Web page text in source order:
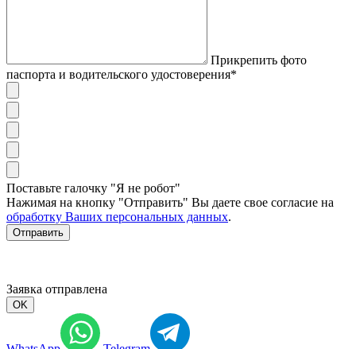
Прикрепить фото
паспорта и водительского удостоверения*
Поставьте галочку "Я не робот"
Нажимая на кнопку "Отправить" Вы даете свое согласие на
обработку Ваших персональных данных.
Отправить
Заявка отправлена
OK